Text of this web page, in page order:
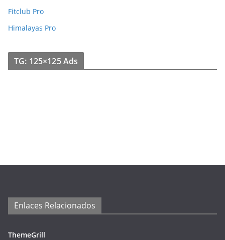
Fitclub Pro
Himalayas Pro
TG: 125×125 Ads
Enlaces Relacionados
ThemeGrill